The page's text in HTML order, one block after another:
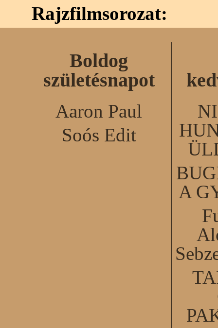
Rajzfilmsorozat:
Boldog
születésnapot
Aaron Paul
Soós Edit
A